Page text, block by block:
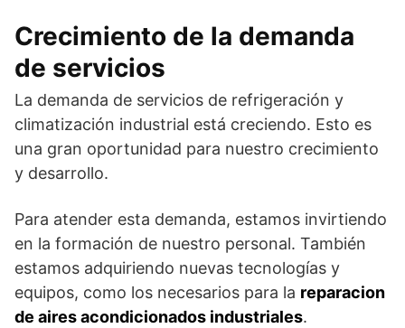
Crecimiento de la demanda
de servicios
La demanda de servicios de refrigeración y
climatización industrial está creciendo. Esto es
una gran oportunidad para nuestro crecimiento
y desarrollo.
Para atender esta demanda, estamos invirtiendo
en la formación de nuestro personal. También
estamos adquiriendo nuevas tecnologías y
equipos, como los necesarios para la reparacion
de aires acondicionados industriales.